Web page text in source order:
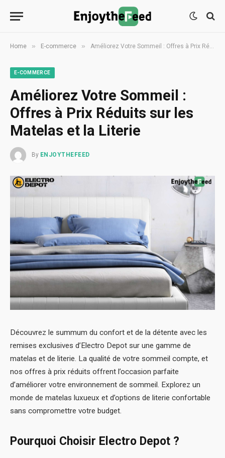
Home » E-commerce » Améliorez Votre Sommeil : Offres à Prix Réduits sur les Matelas et la Literie
E-COMMERCE
Améliorez Votre Sommeil :
Offres à Prix Réduits sur les
Matelas et la Literie
By ENJOYTHEFEED
Découvrez le summum du confort et de la détente avec les
remises exclusives d’Electro Depot sur une gamme de
matelas et de literie. La qualité de votre sommeil compte, et
nos offres à prix réduits offrent l’occasion parfaite
d’améliorer votre environnement de sommeil. Explorez un
monde de matelas luxueux et d’options de literie confortable
sans compromettre votre budget.
Pourquoi Choisir Electro Depot ?